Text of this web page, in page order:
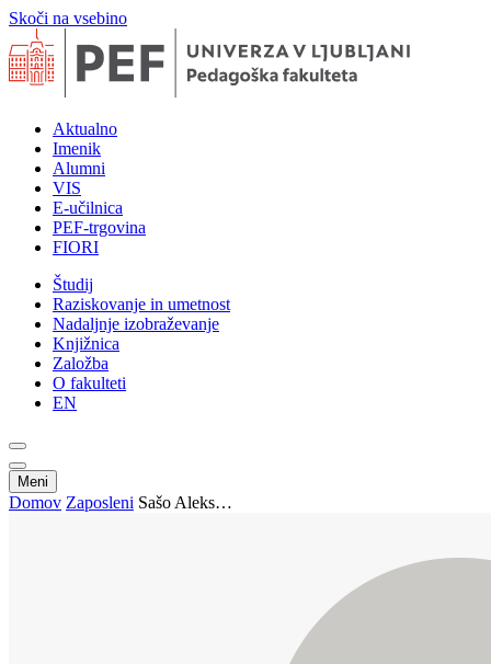
Skoči na vsebino
Aktualno
Imenik
Alumni
VIS
E-učilnica
PEF-trgovina
FIORI
Študij
Raziskovanje in umetnost
Nadaljnje izobraževanje
Knjižnica
Založba
O fakulteti
EN
Meni
Domov Zaposleni Sašo Aleks…